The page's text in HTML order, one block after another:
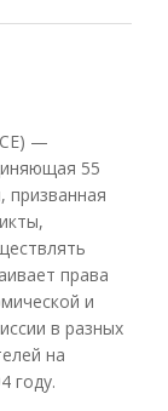
—
55
призванная
права
и
в разных
на
году.